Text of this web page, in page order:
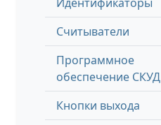
Считыватели
Программное
обеспечение СКУД
Кнопки выхода